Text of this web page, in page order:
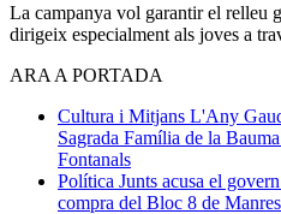
La campanya vol garantir el relleu
dirigeix especialment als joves a
ARA A PORTADA
Cultura i Mitjans L'Any
Sagrada Família de la
Fontanals
Política Junts acusa el
compra del Bloc 8 de